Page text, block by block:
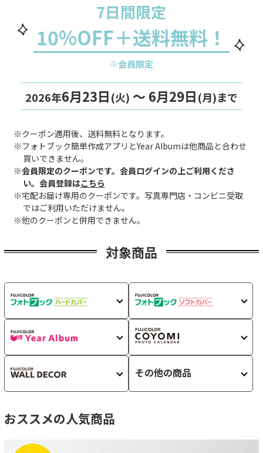
7日間限定
10%OFF＋送料無料！
※会員限定
2026年6月23日(火) ～ 6月29日(月)まで
※クーポン適用後、送料無料となります。
※フォトブック簡単作成アプリとYear Albumは他商品と合わせ
買いできません。
※会員限定のクーポンです。会員ログインの上ご利用くださ
い。会員登録はこちら
※宅配お届け専用のクーポンです。写真専門店・コンビニ受取
ではご利用いただけません。
※他のクーポンと併用できません。
対象商品
その他の商品
おススメの人気商品